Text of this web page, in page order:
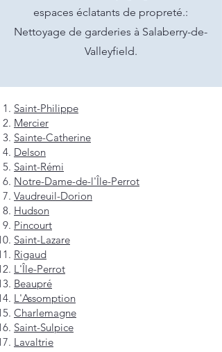
espaces éclatants de propreté.:
Nettoyage de garderies à Salaberry-de-
Valleyfield.
Saint-Philippe
Mercier
Sainte-Catherine
Delson
Saint-Rémi
Notre-Dame-de-l'Île-Perrot
Vaudreuil-Dorion
Hudson
Pincourt
Saint-Lazare
Rigaud
L'Île-Perrot
Beaupré
L'Assomption
Charlemagne
Saint-Sulpice
Lavaltrie